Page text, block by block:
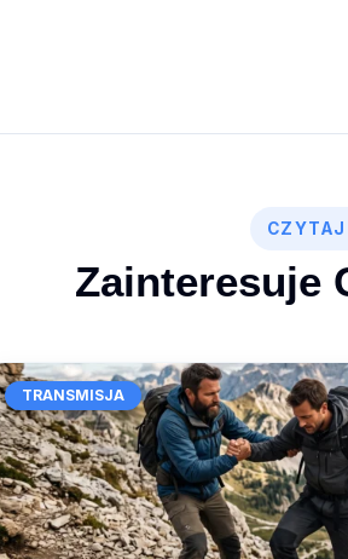
CZYTAJ
Zainteresuje
TRANSMISJA